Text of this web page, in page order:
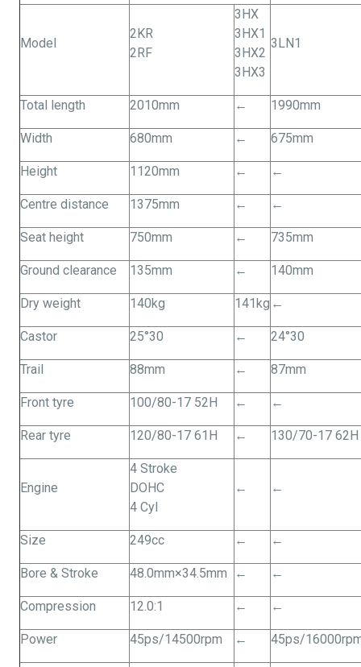
Model
2KR
2RF
3HX
3HX1
3HX2
3HX3
3LN1
Total length 2010mm ← 1990mm
Width 680mm ← 675mm
Height 1120mm ← ←
Centre distance 1375mm ← ←
Seat height 750mm ← 735mm
Ground clearance 135mm ← 140mm
Dry weight 140kg 141kg ←
Castor 25°30 ← 24°30
Trail 88mm ← 87mm
Front tyre 100/80-17 52H ← ←
Rear tyre 120/80-17 61H ← 130/70-17 62H
Engine
4 Stroke
DOHC
4 Cyl
← ←
Size 249cc ← ←
Bore & Stroke 48.0mm×34.5mm ← ←
Compression 12.0:1 ← ←
Power 45ps/14500rpm ← 45ps/